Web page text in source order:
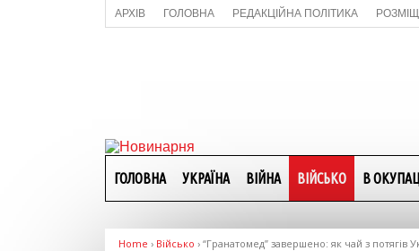
АРХІВ ГОЛОВНА РЕДАКЦІЙНА ПОЛІТИКА
ГОЛОВНА УКРАЇНА ВІЙНА ВІЙСЬКО В
Home › Військо › “Гранатомед” завершено: як чай з потягів